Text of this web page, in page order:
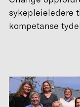
sykepleieledere
kompetanse